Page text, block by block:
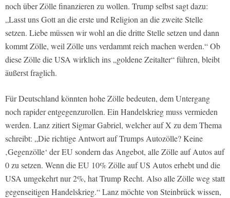
noch über Zölle finanzieren zu wollen. Trump selbst sagt dazu:
„Lasst uns Gott an die erste und Religion an die zweite Stelle
setzen. Liebe müssen wir wohl an die dritte Stelle setzen und dann
kommt Zölle, weil Zölle uns verdammt reich machen werden.“ Ob
diese Zölle die USA wirklich ins „goldene Zeitalter“ führen, bleibt
äußerst fraglich.
Für Deutschland könnten hohe Zölle bedeuten, dem Untergang
noch rapider entgegenzurollen. Ein Handelskrieg muss vermieden
werden. Lanz zitiert Sigmar Gabriel, welcher auf X zu dem Thema
schreibt: „Die richtige Antwort auf Trumps Autozölle? Keine
‚Gegenzölle‘ der EU sondern das Angebot, alle Zölle auf Autos auf
0 zu setzen. Wenn die EU 10% Zölle auf US Autos erhebt und die
USA umgekehrt nur 2%, hat Trump Recht. Also alle Zölle weg statt
gegenseitigen Handelskrieg.“ Lanz möchte von Steinbrück wissen,